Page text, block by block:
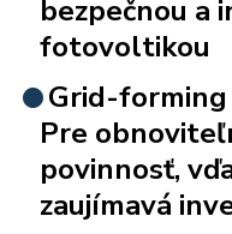
bezpečnou a
fotovoltikou
Grid-
Pre
povinnosť,
zaujímavá